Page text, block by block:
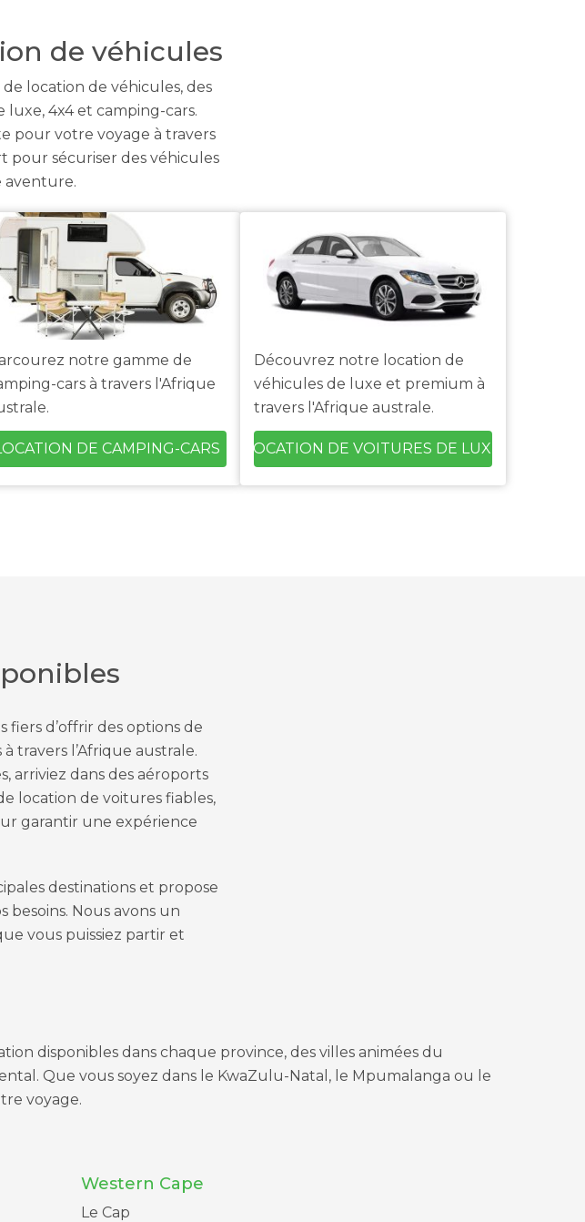
de véhicules
location de véhicules, des
4x4 et camping-cars.
pour votre voyage à travers
pour sécuriser des véhicules
aventure.
notre gamme de
cars à travers l'Afrique
DE CAMPING-CARS
Découvrez notre location de
véhicules de luxe et premium à
travers l'Afrique australe.
LOCATION DE VOITURES DE LUXE
fiers d’offrir des options de
travers l’Afrique australe.
arriviez dans des aéroports
location de voitures fiables,
garantir une expérience
destinations et propose
besoins. Nous avons un
vous puissiez partir et
disponibles dans chaque province, des villes animées du
Que vous soyez dans le KwaZulu-Natal, le Mpumalanga ou le
voyage.
Western Cape
Le Cap